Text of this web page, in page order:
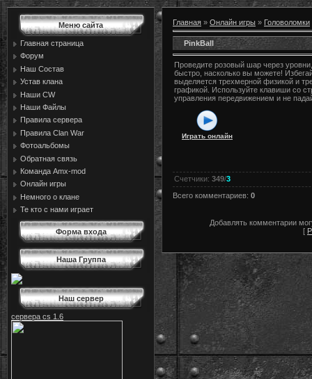
Меню сайта
Главная страница
Форум
Наш Состав
Устав клана
Наши CW
Наши Файлы
Правила сервера
Правила Сlan War
Фотоальбомы
Обратная связь
Команда Amx-mod
Онлайн игры
Немного о клане
Те кто с нами играет
Форма входа
Наша Группа
Наш сервер
сервера cs 1.6
Главная » Онлайн игры » Головоломки
PinkBall
Проведите розовый шар через
быстро, насколько вы можете!
выделяется трехмерной физикой и
графикой. Используйте клавиши со
управления передвижением и не
Играть онлайн
Счетчики: 349/3
Всего комментариев: 0
Добавлять комментарии
[